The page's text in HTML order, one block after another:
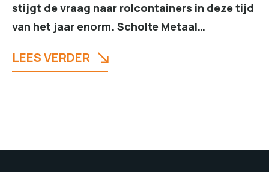
stijgt de vraag naar rolcontainers in deze tijd
van het jaar enorm. Scholte Metaal…
LEES VERDER